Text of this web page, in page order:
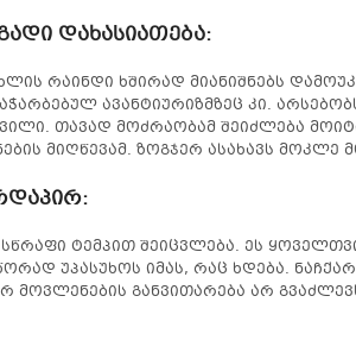
დახასიათება:
რაინდი ხშირად მიანიშნებს
ავანტიურიზმზეც კი.
თავად მოძრაობამ შეიძლება
მიღწევამ. ზოგჯერ ასახავს მოკლე
ტემპით შეიცვლება. ეს
უპასუხოს იმას, რაც ხდება.
მოვლენების განვითარება არ